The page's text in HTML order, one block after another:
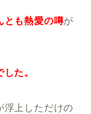
とも熱愛の噂が
た。
浮上しただけの